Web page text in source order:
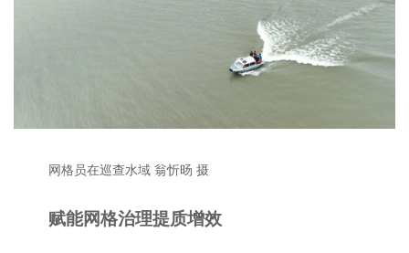
网格员在巡查水域 翁忻旸 摄
赋能网格治理提质增效